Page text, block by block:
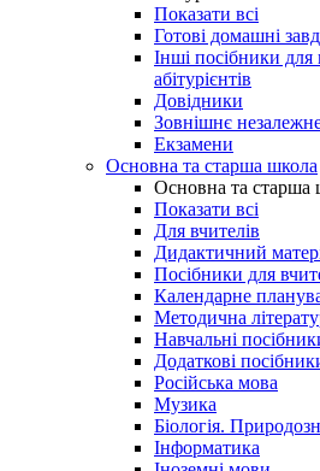
Показати всі
Готові домашні
Інші посібники для
абітурієнтів
Довідники
Зовнішнє
Екзамени
Основна та старша школа
Основна та старша
Показати всі
Для вчителів
Дидактичний
Посібники для
Календарне
Методична
Навчальні
Додаткові
Російська мова
Музика
Біологія.
Інформатика